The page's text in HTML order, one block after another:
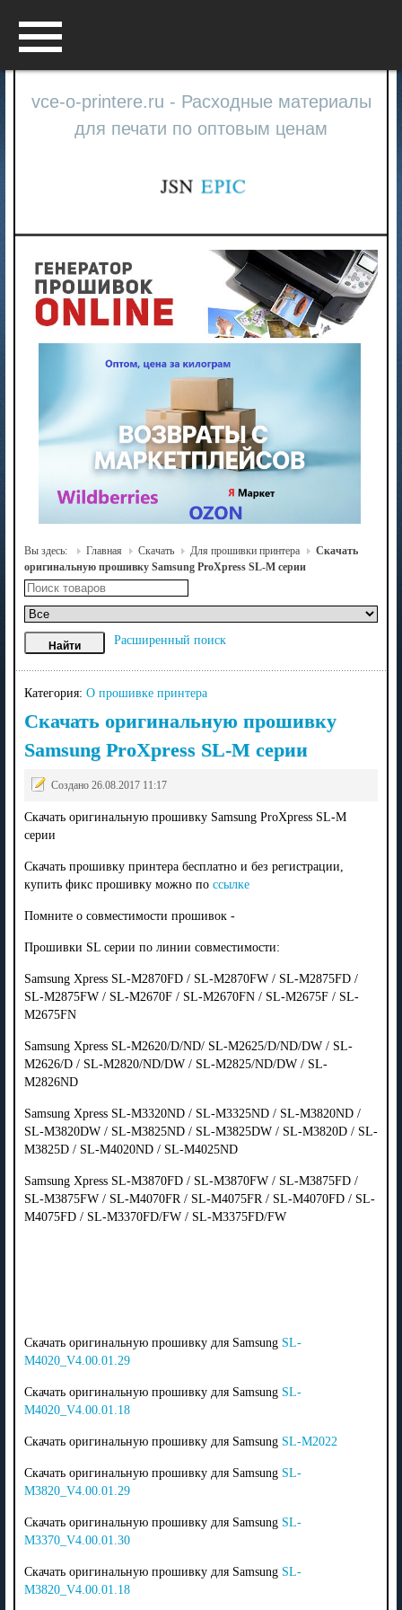
vce-o-printere.ru - Расходные материалы
для печати по оптовым ценам
Вы здесь: Главная Скачать Для прошивки принтера
Скачать
оригинальную прошивку Samsung ProXpress SL-M серии
Расширенный поиск
Категория: О прошивке принтера
Скачать оригинальную прошивку
Samsung ProXpress SL-M серии
Создано 26.08.2017 11:17
Скачать оригинальную прошивку Samsung ProXpress SL-M
серии
Скачать прошивку принтера бесплатно и без регистрации,
купить фикс прошивку можно по ссылке
Помните о совместимости прошивок -
Прошивки SL серии по линии совместимости:
Samsung Xpress SL-M2870FD / SL-M2870FW / SL-M2875FD /
SL-M2875FW / SL-M2670F / SL-M2670FN / SL-M2675F / SL-
M2675FN
Samsung Xpress SL-M2620/D/ND/ SL-M2625/D/ND/DW / SL-
M2626/D / SL-M2820/ND/DW / SL-M2825/ND/DW / SL-
M2826ND
Samsung Xpress SL-M3320ND / SL-M3325ND / SL-M3820ND /
SL-M3820DW / SL-M3825ND / SL-M3825DW / SL-M3820D / SL-
M3825D / SL-M4020ND / SL-M4025ND
Samsung Xpress SL-M3870FD / SL-M3870FW / SL-M3875FD /
SL-M3875FW / SL-M4070FR / SL-M4075FR / SL-M4070FD / SL-
M4075FD / SL-M3370FD/FW / SL-M3375FD/FW
Скачать оригинальную прошивку для Samsung SL-
M4020_V4.00.01.29
Скачать оригинальную прошивку для Samsung SL-
M4020_V4.00.01.18
Скачать оригинальную прошивку для Samsung SL-M2022
Скачать оригинальную прошивку для Samsung SL-
M3820_V4.00.01.29
Скачать оригинальную прошивку для Samsung SL-
M3370_V4.00.01.30
Скачать оригинальную прошивку для Samsung SL-
M3820_V4.00.01.18